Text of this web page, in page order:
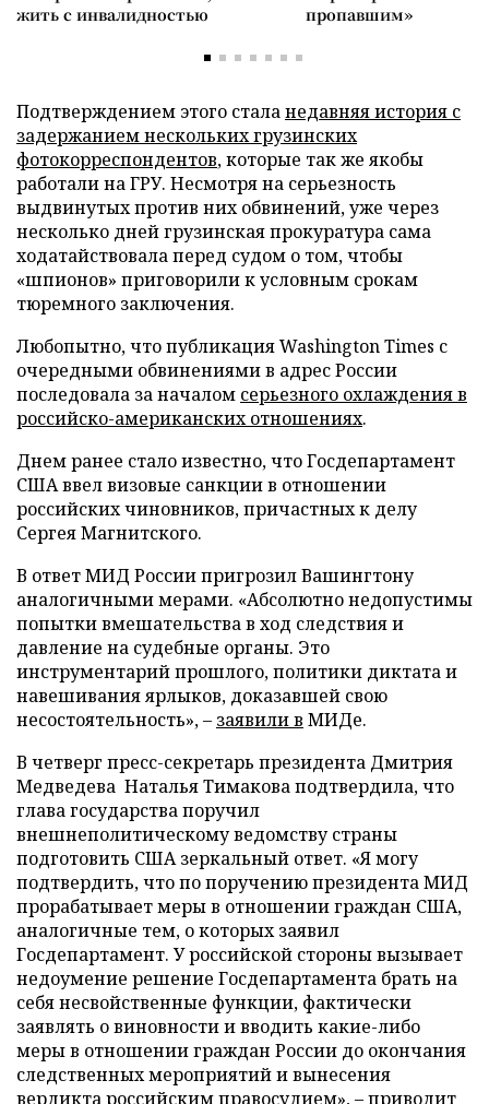
жить с инвалидностью
пропавшим»
Подтверждением этого сталанедавняя история с
задержанием нескольких грузинских
фотокорреспондентов, которые так же якобы
работали на ГРУ. Несмотря на серьезность
выдвинутых против них обвинений, уже через
несколько дней грузинская прокуратура сама
ходатайствовала перед судом о том, чтобы
«шпионов» приговорили к условным срокам
тюремного заключения.
Любопытно, что публикация Washington Times с
очередными обвинениями в адрес России
последовала за началом серьезного охлаждения в
российско-американских отношениях.
Днем ранее стало известно, что Госдепартамент
США ввел визовые санкции в отношении
российских чиновников, причастных к делу
Сергея Магнитского.
В ответ МИД России пригрозил Вашингтону
аналогичными мерами. «Абсолютно недопустимы
попытки вмешательства в ход следствия и
давление на судебные органы. Это
инструментарий прошлого, политики диктата и
навешивания ярлыков, доказавшей свою
несостоятельность», – заявили в МИДе.
В четверг пресс-секретарь президента Дмитрия
Медведева Наталья Тимакова подтвердила, что
глава государства поручил
внешнеполитическому ведомству страны
подготовить США зеркальный ответ. «Я могу
подтвердить, что по поручению президента МИД
прорабатывает меры в отношении граждан США,
аналогичные тем, о которых заявил
Госдепартамент. У российской стороны вызывает
недоумение решение Госдепартамента брать на
себя несвойственные функции, фактически
заявлять о виновности и вводить какие-либо
меры в отношении граждан России до окончания
следственных мероприятий и вынесения
вердикта российским правосудием», – приводит